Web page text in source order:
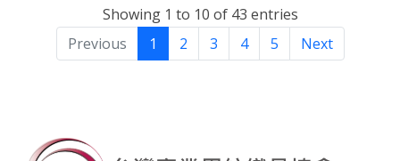
Showing 1 to 10 of 43 entries
Previous
1 2 3 4 5 Next